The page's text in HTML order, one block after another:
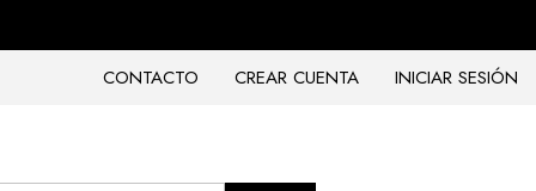
CONTACTO
CREAR CUENTA INICIAR SESIÓN